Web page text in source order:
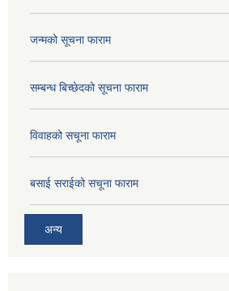
जन्मको सूचना फाराम
सम्बन्ध बिच्छेदको सूचना फाराम
विवाहको सचूना फाराम
बसाई सराईको सचूना फाराम
अन्य